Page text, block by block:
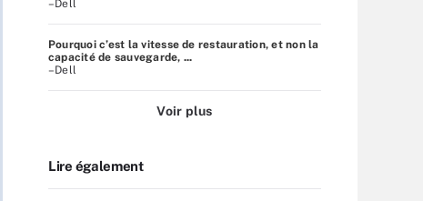
–Dell
Pourquoi c’est la vitesse de restauration, et non la
capacité de sauvegarde, ...
–Dell
Voir plus
Lire également